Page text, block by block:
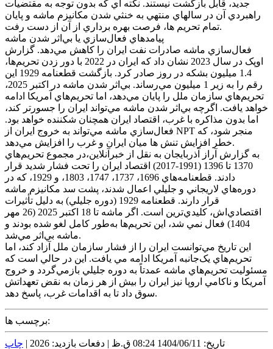
جديد، قابل بازگشت نيستند. نکته اي که بدون توجه به مقتضيات
راهبردي آن در سالهاي منتهي به خنثي شدن مکانيزم ماشه و پايان
تمام تحريم ها، فرصت بهره برداري از آن از دست رفت.
پيامدهاي فعال‌سازي يا بي‌اثر شدن ماشه
فعال‌سازي ماشه صادرات نفت ايران را کاهش مي‌دهد. گزارش
اوپک در سال 2023 نشان داد که ايران در 2022 با دور زدن تحريم‌ها،
1.4 ميليون بشکه در روز صادر کرد. بازگشت قطعنامه 1929 اين
رقم را به زير 1 ميليون مي‌رساند. بي‌اثر شدن ماشه در اکتبر 2025،
تحريم‌هاي سازمان ملل را پايان مي‌دهد، اما تحريم‌هاي آمريکا ادامه
خواهد يافت. اگرچه بي‌اثر شدن ماشه مي‌تواند ايران را جسورتر کند،
اما بدون مذاکره با غرب، اقتصاد ايران همچنان شکننده خواهد بود.
فعال‌سازي ماشه مي‌تواند به خروج ايران از NPT منجر شود، که
خطر افزايش تنش ها ميان ايران و غرب را افزايش مي‌دهد.
به گزارش آراز آذربايجان به نقل از خبرآنلاين،در مجموع تحريم‌هاي
1370 تا 1396 (1991-2017) اقتصاد ايران را تحت فشار شديد قرار
دادند. قطعنامه‌هاي 1696، 1737، 1747، 1803، و 1929، که در
دوره‌هاي لاريجاني و جليلي اعمال شدند، پشت سد مکانيزم ماشه
قرار دارند. قطعنامه 1929 (دوره جليلي) به دليل تأثيرات
اقتصادي‌اش، کليدي‌ترين است. اگر ماشه تا 18 اکتبر 2025 (26 مهر
1404) فعال نمي شد، اين تحريم‌ها به‌طور کامل لغو شده بودند و
ماشه بي‌اثر مي‌شد.
اين تاريخ مي‌توانست ايران را از فشار سازمان ملل آزاد کند، اما
تحريم‌هاي يک‌جانبه آمريکا ادامه مي يافت. اين در حالي است که
مسئوليت تحريم‌هاي ماشه عمدتاً به دوره جليلي بازمي‌گردد و خروج
آمريکا و ناکامي اروپا نيز ايران را بيش از هر زمان به نقض تعهداتش
سوق داد تا به اقدامات غرب، پاسخ دهد.
برچسب ها:
تاریخ: 1404/06/11 08:24 ق.ظ | دفعات بازدید: 2026 | چاپ